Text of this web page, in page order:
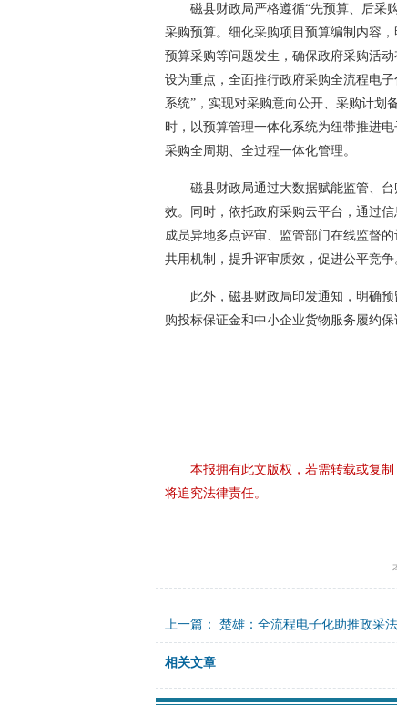
磁县财政局严格遵循“先预算、后采
采购预算。细化采购项目预算编制内容
预算采购等问题发生，确保政府采购活
设为重点，全面推行政府采购全流程电
系统”，实现对采购意向公开、采购计划
时，以预算管理一体化系统为纽带推进
采购全周期、全过程一体化管理。
磁县财政局通过大数据赋能监管、
效。同时，依托政府采购云平台，通过
成员异地多点评审、监管部门在线监督
共用机制，提升评审质效，促进公平竞争
此外，磁县财政局印发通知，明确
购投标保证金和中小企业货物服务履约
本报拥有此文版权，若需转载或复
将追究法律责任。
上一篇： 楚雄：全流程电子化助推政采
相关文章